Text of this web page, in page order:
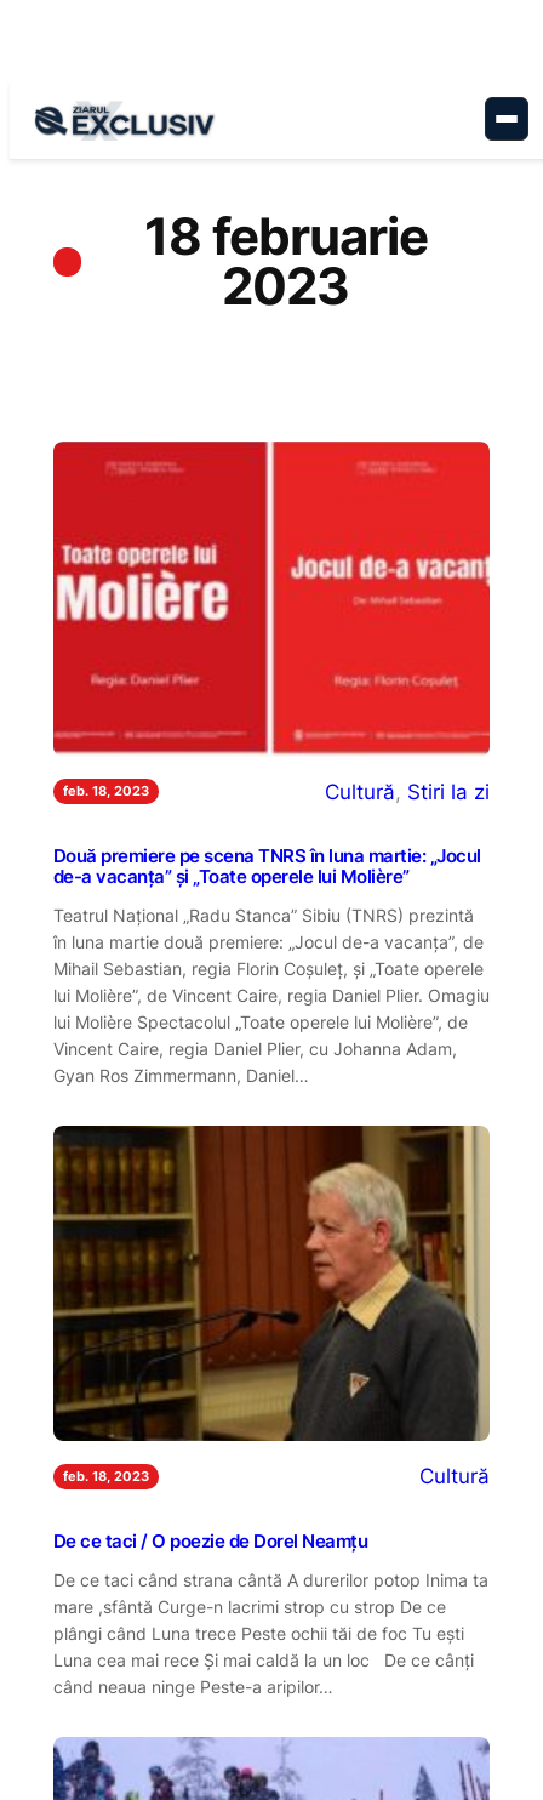
18 februarie
2023
feb. 18, 2023 Cultură, Stiri la zi
Două premiere pe scena TNRS în luna martie: „Jocul
de-a vacanța” și „Toate operele lui Molière”
Teatrul Național „Radu Stanca” Sibiu (TNRS) prezintă
în luna martie două premiere: „Jocul de-a vacanța”, de
Mihail Sebastian, regia Florin Coşuleţ, și „Toate operele
lui Molière”, de Vincent Caire, regia Daniel Plier. Omagiu
lui Molière Spectacolul „Toate operele lui Molière”, de
Vincent Caire, regia Daniel Plier, cu Johanna Adam,
Gyan Ros Zimmermann, Daniel…
feb. 18, 2023 Cultură
De ce taci / O poezie de Dorel Neamțu
De ce taci când strana cântă A durerilor potop Inima ta
mare ,sfântă Curge-n lacrimi strop cu strop De ce
plângi când Luna trece Peste ochii tăi de foc Tu ești
Luna cea mai rece Și mai caldă la un loc De ce cânți
când neaua ninge Peste-a aripilor…